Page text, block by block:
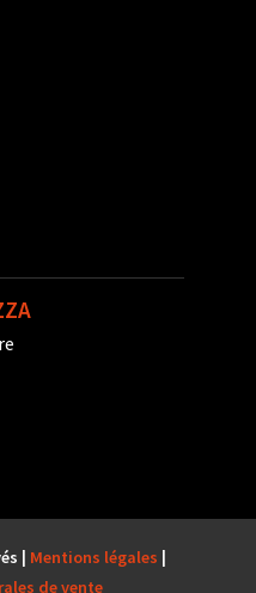
| Mentions légales |
de vente